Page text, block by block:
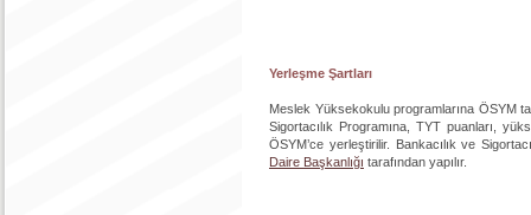
Yerleşme Şartları
Meslek Yüksekokulu programlarına ÖSYM
Sigortacılık Programına, TYT puanları,
ÖSYM’ce yerleştirilir. Bankacılık ve
Daire Başkanlığı tarafından yapılır.